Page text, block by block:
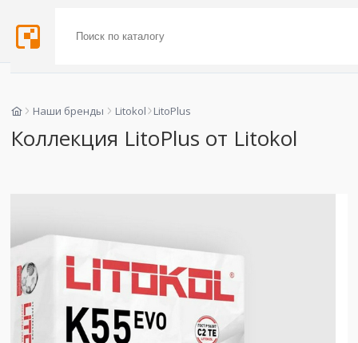
Наши бренды Litokol LitoPlus
Коллекция LitoPlus от Litokol